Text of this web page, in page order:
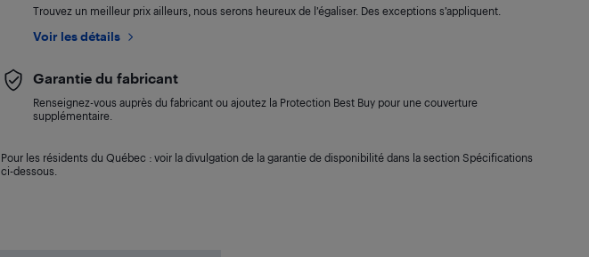
Trouvez un meilleur prix ailleurs, nous serons heureux de l’égaliser. Des exceptions s’appliquent.
Voir les détails
Garantie du fabricant
Renseignez-vous auprès du fabricant ou ajoutez la Protection Best Buy pour une couverture
supplémentaire.
Pour les résidents du Québec : voir la divulgation de la garantie de disponibilité dans la section Spécifications
ci-dessous.